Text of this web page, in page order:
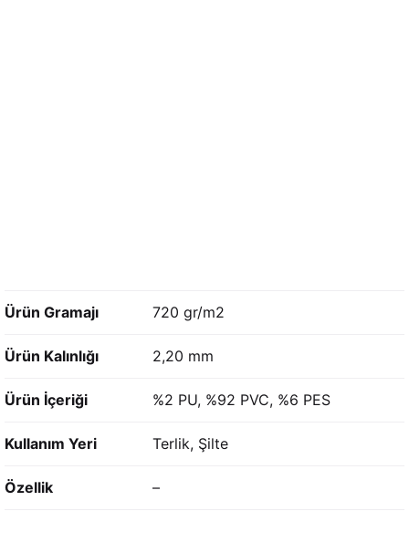
Ürün Gramajı 720 gr/m2
Ürün Kalınlığı 2,20 mm
Ürün İçeriği %2 PU, %92 PVC, %6 PES
Kullanım Yeri Terlik, Şilte
Özellik –